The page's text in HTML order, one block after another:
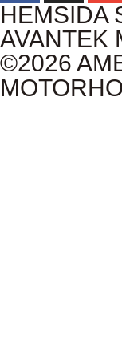
HEMSIDA
AVANTEK
©2026